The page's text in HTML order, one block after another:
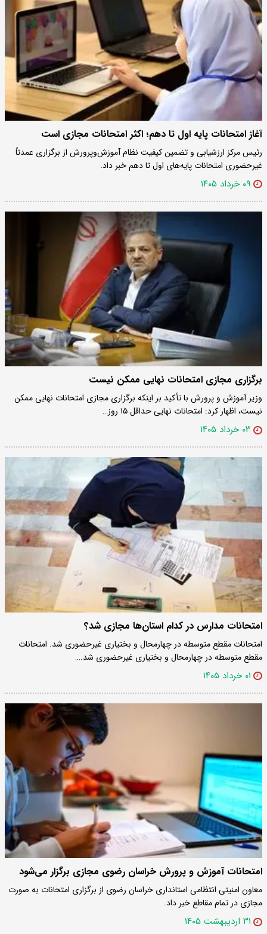
آغاز امتحانات پایه اول تا دهم؛ اکثر امتحانات مجازی است
رئیس مرکز ارزشیابی و تضمین کیفیت نظام آموزش‌وپرورش از برگزاری عمدتاً
غیرحضوری امتحانات پایه‌های اول تا دهم خبر داد.
۰۹ خرداد ۱۴۰۵
برگزاری مجازی امتحانات نهایی ممکن نیست
وزیر آموزش و پرورش با تأکید بر اینکه برگزاری مجازی امتحانات نهایی ممکن
نیست، اظهار کرد: امتحانات نهایی حداقل ۱۵ روز…
۰۳ خرداد ۱۴۰۵
امتحانات مدارس در کدام استان‌ها مجازی شد؟
امتحانات مقطع متوسطه در چهارمحال و بختیاری غیرحضوری شد. امتحانات
مقطع متوسطه در چهارمحال و بختیاری غیرحضوری شد.…
۰۱ خرداد ۱۴۰۵
امتحانات آموزش و پرورش خراسان رضوی مجازی برگزار می‌شود
معاون امنیتی انتظامی استانداری خراسان رضوی از برگزاری امتحانات به صورت
مجازی در تمام مقاطع خبر داد.
۳۱ اردیبهشت ۱۴۰۵